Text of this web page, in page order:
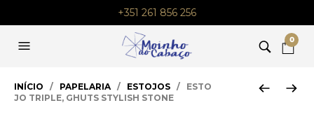
+351 261 856 256
0
INÍCIO / PAPELARIA/ ESTOJOS / ESTO
JO TRIPLE, GHUTS STYLISH STONE